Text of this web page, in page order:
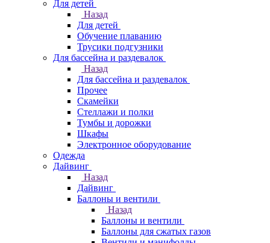
Для детей
Назад
Для детей
Обучение плаванию
Трусики подгузники
Для бассейна и раздевалок
Назад
Для бассейна и раздевалок
Прочее
Скамейки
Стеллажи и полки
Тумбы и дорожки
Шкафы
Электронное оборудование
Одежда
Дайвинг
Назад
Дайвинг
Баллоны и вентили
Назад
Баллоны и вентили
Баллоны для сжатых газов